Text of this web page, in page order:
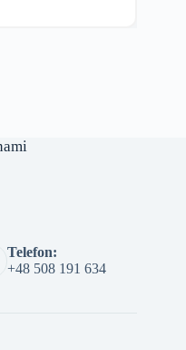
Telefon:
+48 508 191 634